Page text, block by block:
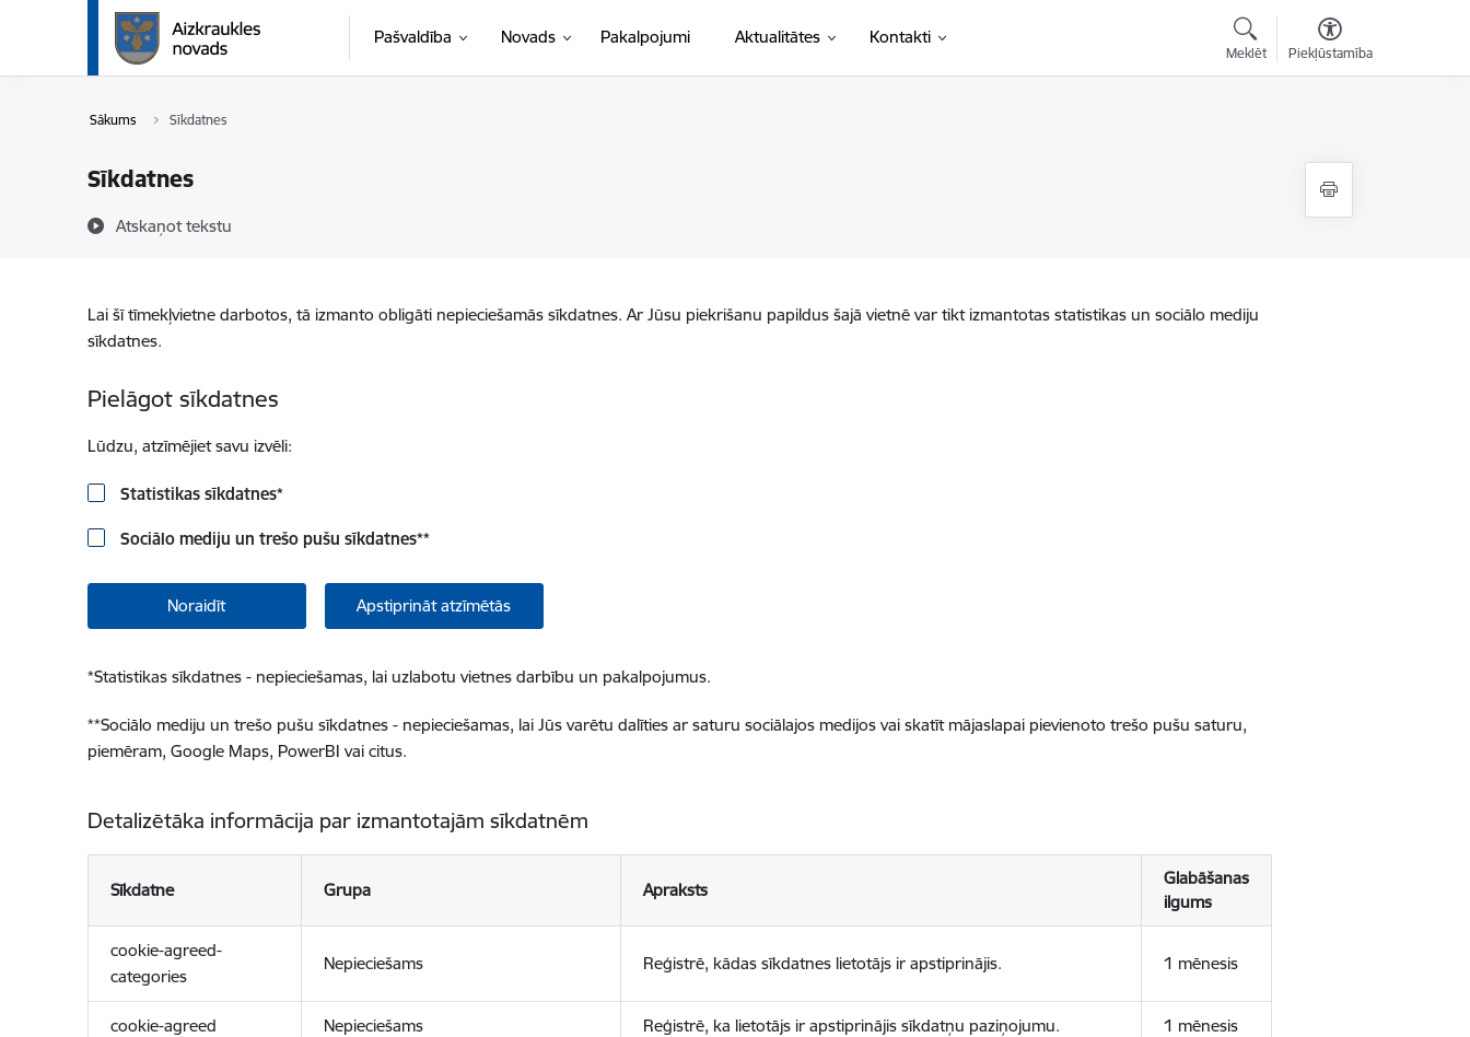
Pāriet uz lapas saturu
Pašvaldība Novads Pakalpojumi Aktualitātes Kontakti
Meklēt Piekļūstamība
Sākums Sīkdatnes
Sīkdatnes
Atskaņot tekstu
Lai šī tīmekļvietne darbotos, tā izmanto obligāti nepieciešamās sīkdatnes. Ar Jūsu piekrišanu papildus šajā vietnē var tikt izmantotas statistikas un sociālo mediju
sīkdatnes.
Pielāgot sīkdatnes
Lūdzu, atzīmējiet savu izvēli:
Statistikas sīkdatnes*
Sociālo mediju un trešo pušu sīkdatnes**
Noraidīt Apstiprināt atzīmētās
*Statistikas sīkdatnes - nepieciešamas, lai uzlabotu vietnes darbību un pakalpojumus.
**Sociālo mediju un trešo pušu sīkdatnes - nepieciešamas, lai Jūs varētu dalīties ar saturu sociālajos medijos vai skatīt mājaslapai pievienoto trešo pušu saturu,
piemēram, Google Maps, PowerBI vai citus.
Detalizētāka informācija par izmantotajām sīkdatnēm
Sīkdatne Grupa Apraksts
Glabāšanas
ilgums
cookie-agreed-
categories
Nepieciešams Reģistrē, kādas sīkdatnes lietotājs ir apstiprinājis. 1 mēnesis
cookie-agreed Nepieciešams Reģistrē, ka lietotājs ir apstiprinājis sīkdatņu paziņojumu. 1 mēnesis